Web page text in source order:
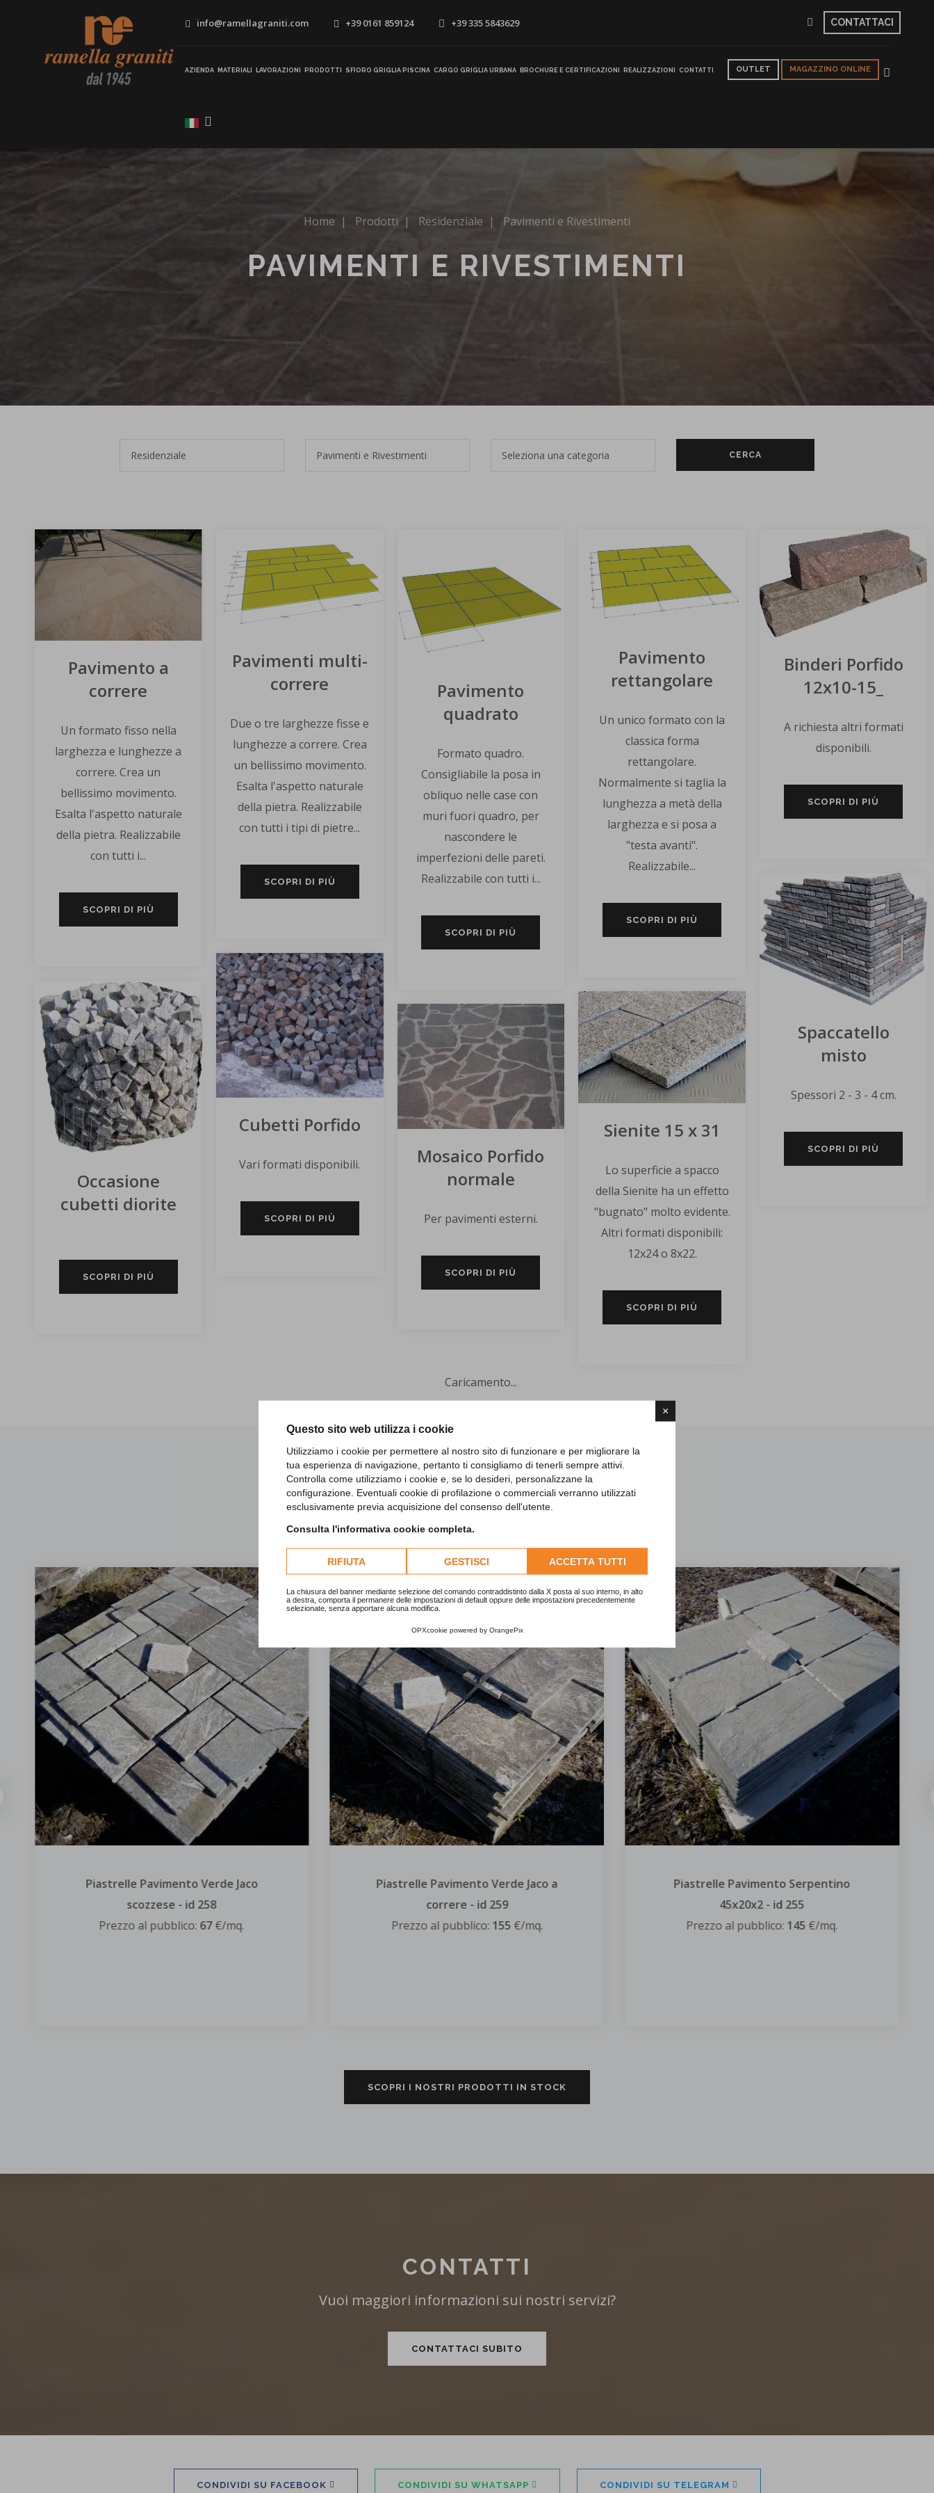
×
Questo sito web utilizza i cookie
Utilizziamo i cookie per permettere al nostro sito di funzionare e per migliorare la
tua esperienza di navigazione, pertanto ti consigliamo di tenerli sempre attivi.
Controlla come utilizziamo i cookie e, se lo desideri, personalizzane la
configurazione. Eventuali cookie di profilazione o commerciali verranno utilizzati
esclusivamente previa acquisizione del consenso dell'utente.
Consulta l'informativa cookie completa.
RIFIUTA GESTISCI ACCETTA TUTTI
La chiusura del banner mediante selezione del comando contraddistinto dalla X posta al suo interno, in alto
a destra, comporta il permanere delle impostazioni di default oppure delle impostazioni precedentemente
selezionate, senza apportare alcuna modifica.
OPXcookie powered by OrangePix
info@ramellagraniti.com +39 0161 859124 +39 335 5843629 CONTATTACI
AZIENDA MATERIALI LAVORAZIONI PRODOTTI SFIORO GRIGLIA PISCINA CARGO GRIGLIA URBANA BROCHURE E CERTIFICAZIONI REALIZZAZIONI CONTATTI OUTLET MAGAZZINO ONLINE
Home | Prodotti | Residenziale | Pavimenti e Rivestimenti
PAVIMENTI E RIVESTIMENTI
CERCA
Pavimento a
correre
Un formato fisso nella
larghezza e lunghezze a
correre. Crea un
bellissimo movimento.
Esalta l'aspetto naturale
della pietra. Realizzabile
con tutti i...
SCOPRI DI PIÙ
Pavimenti multi-
correre
Due o tre larghezze fisse e
lunghezze a correre. Crea
un bellissimo movimento.
Esalta l'aspetto naturale
della pietra. Realizzabile
con tutti i tipi di pietre...
SCOPRI DI PIÙ
Pavimento
quadrato
Formato quadro.
Consigliabile la posa in
obliquo nelle case con
muri fuori quadro, per
nascondere le
imperfezioni delle pareti.
Realizzabile con tutti i...
SCOPRI DI PIÙ
Pavimento
rettangolare
Un unico formato con la
classica forma
rettangolare.
Normalmente si taglia la
lunghezza a metà della
larghezza e si posa a
"testa avanti".
Realizzabile...
SCOPRI DI PIÙ
Binderi Porfido
12x10-15_
A richiesta altri formati
disponibili.
SCOPRI DI PIÙ
Occasione
cubetti diorite
SCOPRI DI PIÙ
Cubetti Porfido
Vari formati disponibili.
SCOPRI DI PIÙ
Mosaico Porfido
normale
Per pavimenti esterni.
SCOPRI DI PIÙ
Sienite 15 x 31
Lo superficie a spacco
della Sienite ha un effetto
"bugnato" molto evidente.
Altri formati disponibili:
12x24 o 8x22.
SCOPRI DI PIÙ
Spaccatello
misto
Spessori 2 - 3 - 4 cm.
SCOPRI DI PIÙ
Caricamento...
I NOSTRI PRODOTTI IN STOCK
Piastrelle Pavimento Verde Jaco a
correre - id 259
Prezzo al pubblico: 155€/mq.
Piastrelle Pavimento Serpentino
45x20x2 - id 255
Prezzo al pubblico: 145€/mq.
Piastrelle Pavimento Verde Aosta
scozzese - id 256
Prezzo al pubblico:67€/mq.
SCOPRI I NOSTRI PRODOTTI IN STOCK
CONTATTI
Vuoi maggiori informazioni sui nostri servizi?
CONTATTACI SUBITO
CONDIVIDI SU FACEBOOK CONDIVIDI SU WHATSAPP CONDIVIDI SU TELEGRAM